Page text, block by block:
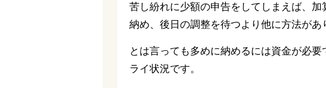
苦し紛れに少額の申告をしてしまえば、
納め、後日の調整を待つより他に方法があ
とは言っても多めに納めるには資金が必
ライ状況です。